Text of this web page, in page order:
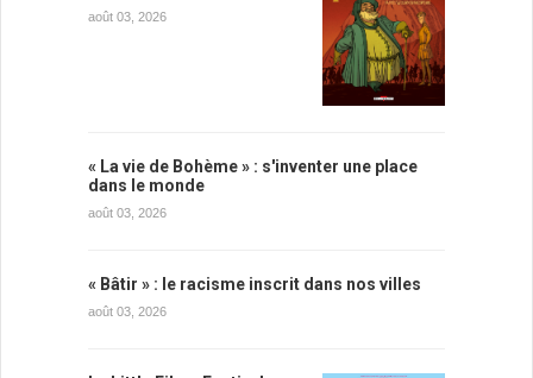
août 03, 2026
« La vie de Bohème » : s'inventer une place
dans le monde
août 03, 2026
« Bâtir » : le racisme inscrit dans nos villes
août 03, 2026